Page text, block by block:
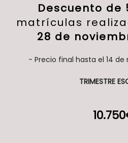
Descuento de
matrículas
28 de
- Precio final hasta el 14 de
TRIMESTRE